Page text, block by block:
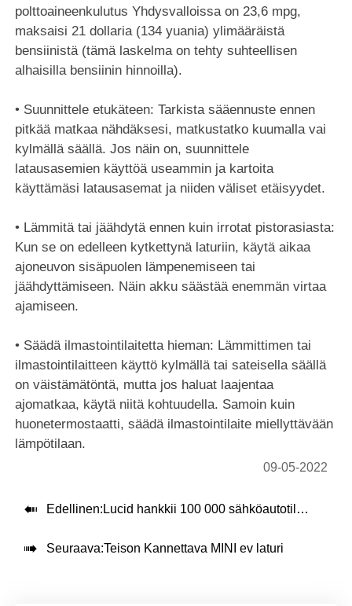
polttoaineenkulutus Yhdysvalloissa on 23,6 mpg,
maksaisi 21 dollaria (134 yuania) ylimääräistä
bensiinistä (tämä laskelma on tehty suhteellisen
alhaisilla bensiinin hinnoilla).
• Suunnittele etukäteen: Tarkista sääennuste ennen
pitkää matkaa nähdäksesi, matkustatko kuumalla vai
kylmällä säällä. Jos näin on, suunnittele
latausasemien käyttöä useammin ja kartoita
käyttämäsi latausasemat ja niiden väliset etäisyydet.
• Lämmitä tai jäähdytä ennen kuin irrotat pistorasiasta:
Kun se on edelleen kytkettynä laturiin, käytä aikaa
ajoneuvon sisäpuolen lämpenemiseen tai
jäähdyttämiseen. Näin akku säästää enemmän virtaa
ajamiseen.
• Säädä ilmastointilaitetta hieman: Lämmittimen tai
ilmastointilaitteen käyttö kylmällä tai sateisella säällä
on väistämätöntä, mutta jos haluat laajentaa
ajomatkaa, käytä niitä kohtuudella. Samoin kuin
huonetermostaatti, säädä ilmastointilaite miellyttävään
lämpötilaan.
09-05-2022
 Edellinen: Lucid hankkii 100 000 sähköautotilauksen Saudi-Arabiasta
 Seuraava:Teison Kannettava MINI ev laturi